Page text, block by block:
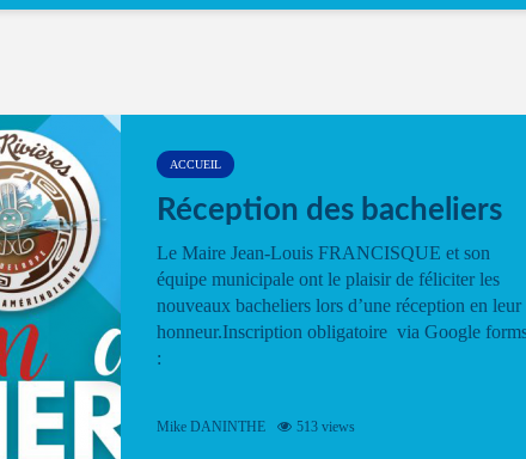
ACCUEIL
Réception des bacheliers
Le Maire Jean-Louis FRANCISQUE et son
équipe municipale ont le plaisir de féliciter les
nouveaux bacheliers lors d’une réception en leur
honneur.Inscription obligatoire via Google
:
Mike DANINTHE 513 views